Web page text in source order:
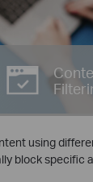
using
block specific